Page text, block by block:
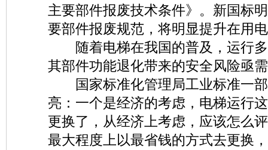
主要部件报废技术条件》。新国标
要部件报废规范，将明显提升在用
随着电梯在我国的普及，运行多
其部件功能退化带来的安全风险亟
国家标准化管理局工业标准一部
亮：一个是经济的考虑，电梯运行
更换了，从经济上考虑，应该怎么
最大程度上以最省钱的方式去更换